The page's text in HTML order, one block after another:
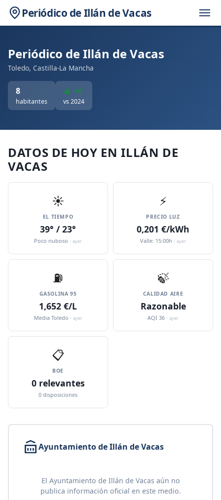
Periódico de Illán de Vacas
Periódico de Illán de Vacas
Toledo, Castilla-La Mancha
8
habitantes
▲ +6
vs 2024
DATOS DE HOY EN ILLÁN DE
VACAS
☀️
EL TIEMPO
39° / 23°
Poco nuboso · ayer
⚡
PRECIO LUZ
0,201 €/kWh
Valle: 15:00h · ayer
⛽️
GASOLINA 95
1,652 €/L
Media Toledo · ayer
🍃
CALIDAD AIRE
Razonable
AQI 36 · ayer
📋
BOE
0 relevantes
0 disposiciones
Ayuntamiento de Illán de Vacas
El Ayuntamiento de Illán de Vacas aún no
publica información oficial en este medio.